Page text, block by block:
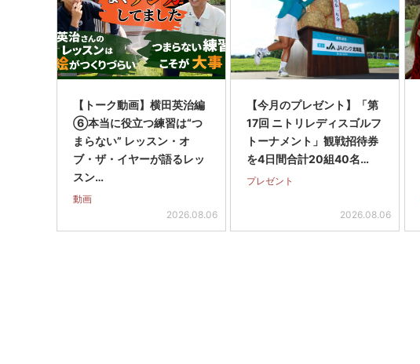
【トーク動画】横田英治編
⑥本当に役立つ練習は“つ
まらない” レッスン・オ
ブ・ザ・イヤーが語るレッ
スン…
動画
2026.08.06
【今月のプレゼント】「第
17回 ニトリレディスゴルフ
トーナメント」観戦招待券
を4日間合計20組40名…
プレゼント
2026.08.06